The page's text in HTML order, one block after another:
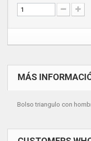
MÁS
Bolso triangulo con